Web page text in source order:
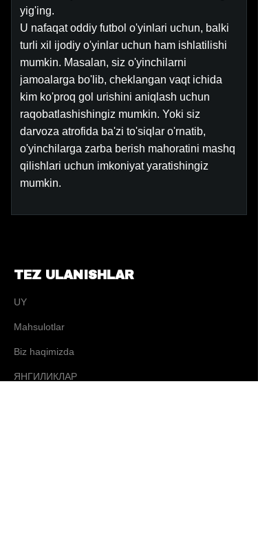
yig'ing.
U nafaqat oddiy futbol o'yinlari uchun, balki
turli xil ijodiy o'yinlar uchun ham ishlatilishi
mumkin. Masalan, siz o'yinchilarni
jamoalarga bo'lib, cheklangan vaqt ichida
kim ko'proq gol urishini aniqlash uchun
raqobatlashishingiz mumkin. Yoki siz
darvoza atrofida ba'zi to'siqlar o'rnatib,
o'yinchilarga zarba berish mahoratini mashq
qilishlari uchun imkoniyat yaratishingiz
mumkin.
TEZ ULANISHLAR
UY
Mahsulotlar
Biz haqimizda
ЯНГИЛИКЛАР
UZ